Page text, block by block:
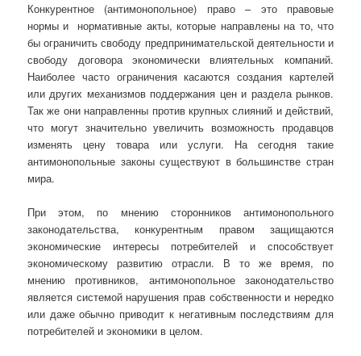
Конкурентное (антимонопольное) право – это правовые
нормы и нормативные акты, которые направлены на то, что
бы ограничить свободу предпринимательской деятельности и
свободу договора экономически влиятельных компаний.
Наиболее часто ограничения касаются создания картелей
или других механизмов поддержания цен и раздела рынков.
Так же они направленны против крупных слияний и действий,
что могут значительно увеличить возможность продавцов
изменять цену товара или услуги. На сегодня такие
антимонопольные законы существуют в большинстве стран
мира.
При этом, по мнению сторонников антимонопольного
законодательства, конкурентным правом защищаются
экономические интересы потребителей и способствует
экономическому развитию отрасли. В то же время, по
мнению противников, антимонопольное законодательство
является системой нарушения прав собственности и нередко
или даже обычно приводит к негативным последствиям для
потребителей и экономики в целом.